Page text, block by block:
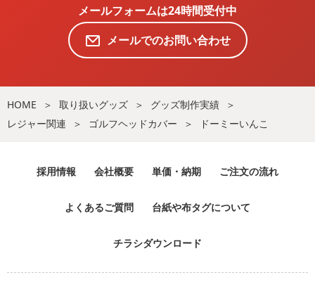
メールフォームは24時間受付中
メールでのお問い合わせ
HOME 取り扱いグッズ
グッズ制作実績
レジャー関連
ゴルフヘッドカバー ドーミーいんこ
採用情報 会社概要 単価・納期 ご注文の流れ
よくあるご質問 台紙や布タグについて
チラシダウンロード